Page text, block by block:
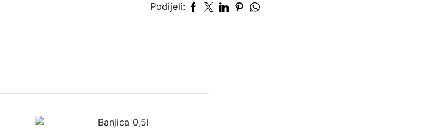
Podijeli: